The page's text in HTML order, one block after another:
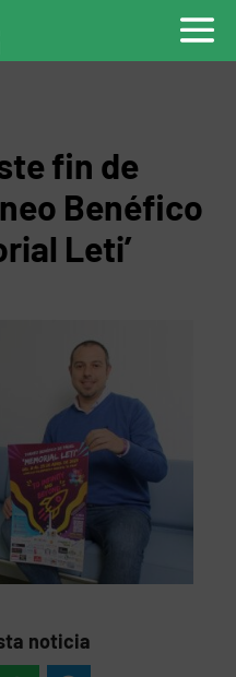
fin de
Benéfico
Leti’
noticia